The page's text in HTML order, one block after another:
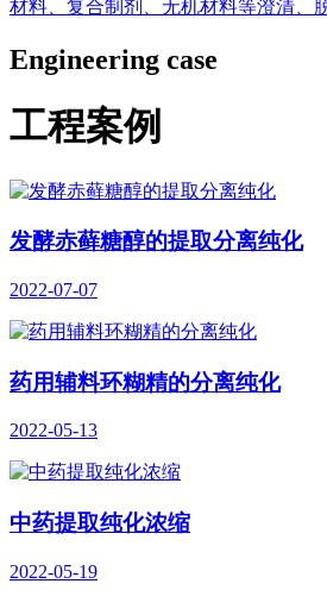
材料、复合制剂、无机材料等澄清、
Engineering case
工程案例
发酵赤藓糖醇的提取分离纯化
2022-07-07
药用辅料环糊精的分离纯化
2022-05-13
中药提取纯化浓缩
2022-05-19